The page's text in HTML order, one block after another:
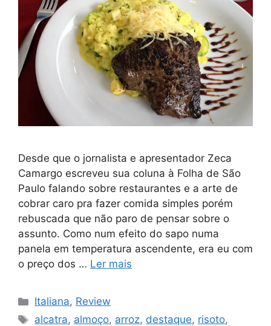
Desde que o jornalista e apresentador Zeca
Camargo escreveu sua coluna à Folha de São
Paulo falando sobre restaurantes e a arte de
cobrar caro pra fazer comida simples porém
rebuscada que não paro de pensar sobre o
assunto. Como num efeito do sapo numa
panela em temperatura ascendente, era eu com
o preço dos … Ler mais
Categorias
Italiana, Review
Tags
alcatra, almoço, arroz, destaque, risoto,